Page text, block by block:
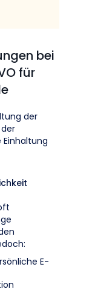
bei
für
der
E-